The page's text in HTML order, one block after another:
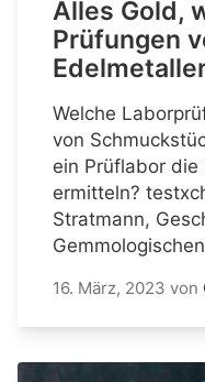
Alles Gold,
Prüfungen
Welche
von
ein Prüflabor
ermitteln?
Stratmann,
16. März, 2023 von